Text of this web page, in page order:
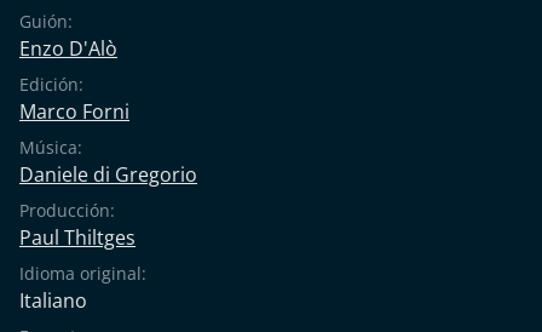
Guión:
Enzo D'Alò
Edición:
Marco Forni
Música:
Daniele di Gregorio
Producción:
Paul Thiltges
Idioma original:
Italiano